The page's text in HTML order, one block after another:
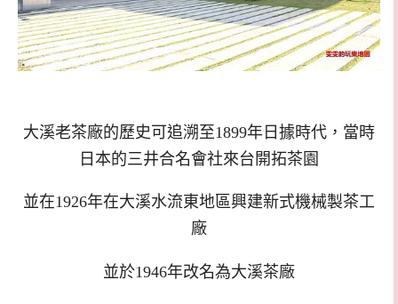
大溪老茶廠的歷史可追溯至1899年日據時代 ， 當時
日本的三井合名會社來台開拓茶園
並在1926年在大溪水流東地區興建新式機械製茶工
廠
並於1946年改名為大溪茶廠